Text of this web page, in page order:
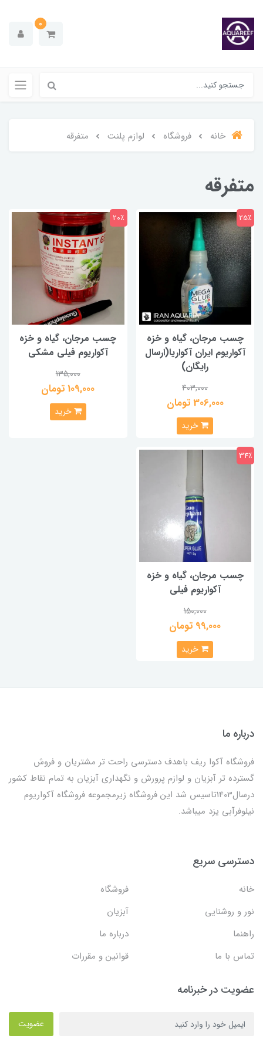
0
خانه فروشگاه لوازم پلنت متفرقه
متفرقه
چسب مرجان، گیاه و خزه
آکواریوم ایران آکواریا(ارسال
رایگان)
403,000
306,000 تومان
25٪
خرید
چسب مرجان، گیاه و خزه
آکواریوم فیلی مشکی
135,000
109,000 تومان
20٪
خرید
چسب مرجان، گیاه و خزه
آکواریوم فیلی
150,000
99,000 تومان
34٪
خرید
درباره ما
فروشگاه آکوا ریف باهدف دسترسی راحت تر مشتریان و فروش
گسترده تر آبزیان و لوازم پرورش و نگهداری آبزیان به تمام نقاط کشور
درسال1403تاسیس شد این فروشگاه زیرمجموعه فروشگاه آکواریوم
نیلوفرآبی یزد میباشد.
دسترسی سریع
خانه
فروشگاه
نور و روشنایی
آبزیان
راهنما
درباره ما
تماس با ما
قوانین و مقررات
عضویت در خبرنامه
عضویت